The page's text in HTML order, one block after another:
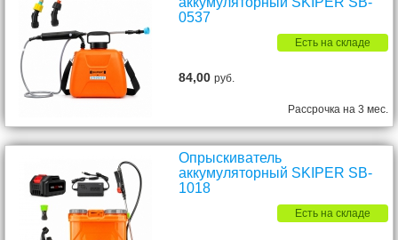
0537
Есть на складе
84,00руб.
Рассрочка на 3 мес.
Опрыскиватель
аккумуляторный SKIPER SB-
1018
Есть на складе